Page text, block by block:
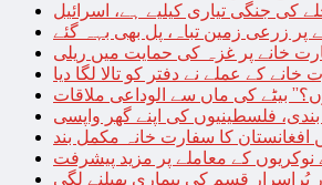
کی جنگی تیاری کیلیے ہے، اسرائیل
خانے پر غزہ کی حمایت میں ریلی
کے عملے نے دفتر کو تالا لگا دیا
بیٹے کی ماں سے الوداعی ملاقات
افغانستان کا سفارت خانہ مکمل بند
کے معاملے پر مزید پیشرفت